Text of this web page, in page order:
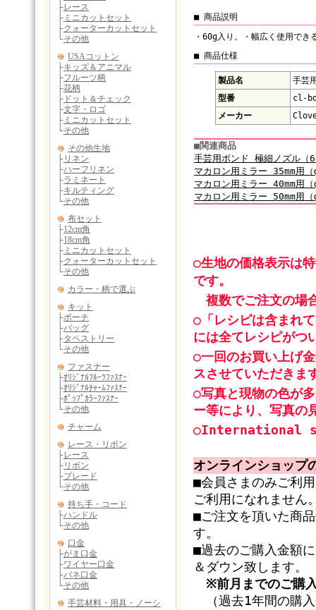
■ 商品説明
・60g入り。・幅広く使用でき
■ 商品仕様
製品名
手芸
型番
cl-
メーカー
■関連商品
手芸用ボンド 極細ノズル（
マカロン用ミラー 35mm用（
マカロン用ミラー 40mm用（
マカロン用ミラー 50mm用（
○生地の価格表示は
です。
複数でご注文の場
○「レシピは含まれ
には全てレシピがつ
○一回のお買い上げ
スさせていただきま
○写真と現物の色が
ー等により、写真の
○International
オンラインショップ
■会員さまのみご利
ご利用になれません
■ご注文を頂いた商
す。
■過去のご購入金額
＆ダウン致します。
※前月までのご購
（過去1年間の購